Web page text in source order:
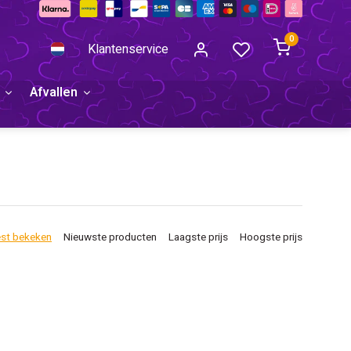
Klantenservice
0
Afvallen
bekeken Nieuwste producten Laagste prijs Hoogste prijs